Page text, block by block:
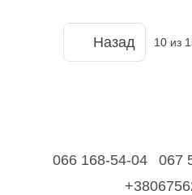
Назад 10из
066 168-54-04 067